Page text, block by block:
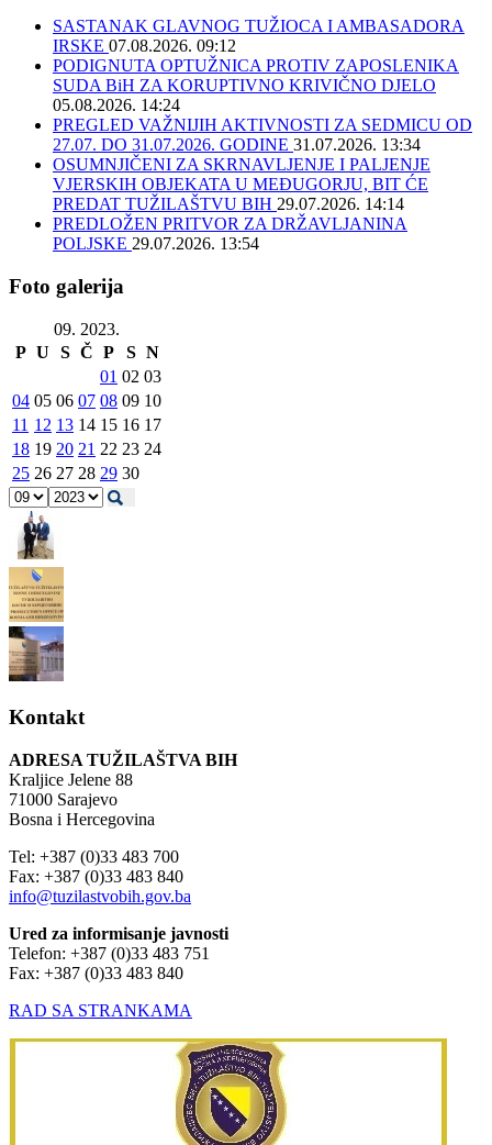
SASTANAK GLAVNOG TUŽIOCA I AMBASADORA
IRSKE 07.08.2026. 09:12
PODIGNUTA OPTUŽNICA PROTIV ZAPOSLENIKA
SUDA BiH ZA KORUPTIVNO KRIVIČNO DJELO
05.08.2026. 14:24
PREGLED VAŽNIJIH AKTIVNOSTI ZA SEDMICU OD
27.07. DO 31.07.2026. GODINE 31.07.2026. 13:34
OSUMNJIČENI ZA SKRNAVLJENJE I PALJENJE
VJERSKIH OBJEKATA U MEĐUGORJU, BIT ĆE
PREDAT TUŽILAŠTVU BIH 29.07.2026. 14:14
PREDLOŽEN PRITVOR ZA DRŽAVLJANINA
POLJSKE 29.07.2026. 13:54
Foto galerija
09. 2023.
P U S Č P S N
01 02 03
04 05 06 07 08 09 10
11 12 13 14 15 16 17
18 19 20 21 22 23 24
25 26 27 28 29 30
Kontakt
ADRESA TUŽILAŠTVA BIH
Kraljice Jelene 88
71000 Sarajevo
Bosna i Hercegovina
Tel: +387 (0)33 483 700
Fax: +387 (0)33 483 840
info@tuzilastvobih.gov.ba
Ured za informisanje javnosti
Telefon: +387 (0)33 483 751
Fax: +387 (0)33 483 840
RAD SA STRANKAMA